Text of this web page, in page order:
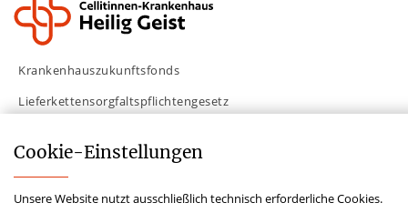
Krankenhauszukunftsfonds
Lieferkettensorgfaltspflichtengesetz
Hinweisgeberschutzgesetz
Datenschutz
Cookie-­Einstellungen
Unsere Website nutzt ausschließlich technisch erforderliche Cookies.